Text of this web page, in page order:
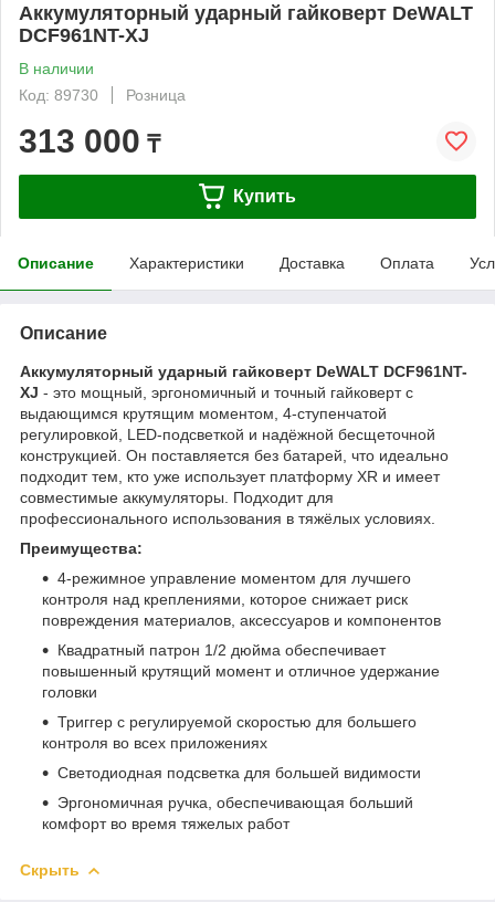
Аккумуляторный ударный гайковерт DeWALT
DCF961NT-XJ
В наличии
Код: 89730
Розница
313 000 ₸
Купить
Описание Характеристики Доставка Оплата
Описание
Аккумуляторный ударный гайковерт DeWALT DCF961NT-
XJ - это мощный, эргономичный и точный гайковерт с
выдающимся крутящим моментом, 4-ступенчатой
регулировкой, LED-подсветкой и надёжной бесщеточной
конструкцией. Он поставляется без батарей, что идеально
подходит тем, кто уже использует платформу XR и имеет
совместимые аккумуляторы. Подходит для
профессионального использования в тяжёлых условиях.
Преимущества:
4-режимное управление моментом для лучшего
контроля над креплениями, которое снижает риск
повреждения материалов, аксессуаров и компонентов
Квадратный патрон 1/2 дюйма обеспечивает
повышенный крутящий момент и отличное удержание
головки
Триггер с регулируемой скоростью для большего
контроля во всех приложениях
Светодиодная подсветка для большей видимости
Эргономичная ручка, обеспечивающая больший
комфорт во время тяжелых работ
Скрыть